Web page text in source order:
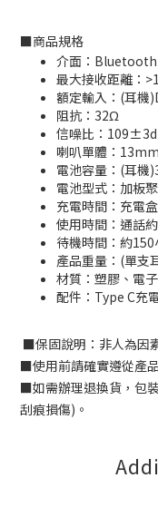
■商品規格
介面：Bluetooth
最大接收距離：
額定輸入：(耳機
阻抗：32Ω
信噪比：
喇叭單體：
電池容量：(耳機
電池型式：加板
充電時間：充電
使用時間：通話
待機時間：約150
產品重量：(單支
材質：塑膠、電
配件：Type C充
■保固說明：非人為因
■使用前請確實遵從產
■如需辦理退換貨，包
刮痕損傷) 。